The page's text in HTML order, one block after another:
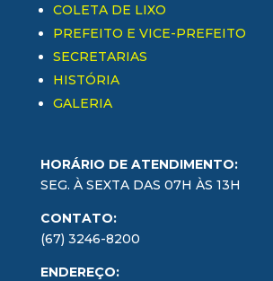
COLETA DE LIXO
PREFEITO E VICE-PREFEITO
SECRETARIAS
HISTÓRIA
GALERIA
HORÁRIO DE ATENDIMENTO:
SEG. À SEXTA DAS 07H ÀS 13H
CONTATO:
(67) 3246-8200
ENDEREÇO: